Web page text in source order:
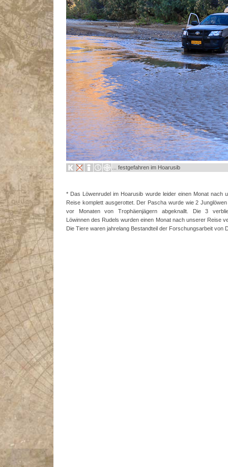
... festgefahren im Hoarusib
* Das Löwenrudel im Hoarusib wurde leider einen Monat nach
Reise komplett ausgerottet. Der Pascha wurde wie 2
vor Monaten von Trophäenjägern abgeknallt. Die 3
Löwinnen des Rudels wurden einen Monat nach unserer Reise
Die Tiere waren jahrelang Bestandteil der Forschungsarbeit von